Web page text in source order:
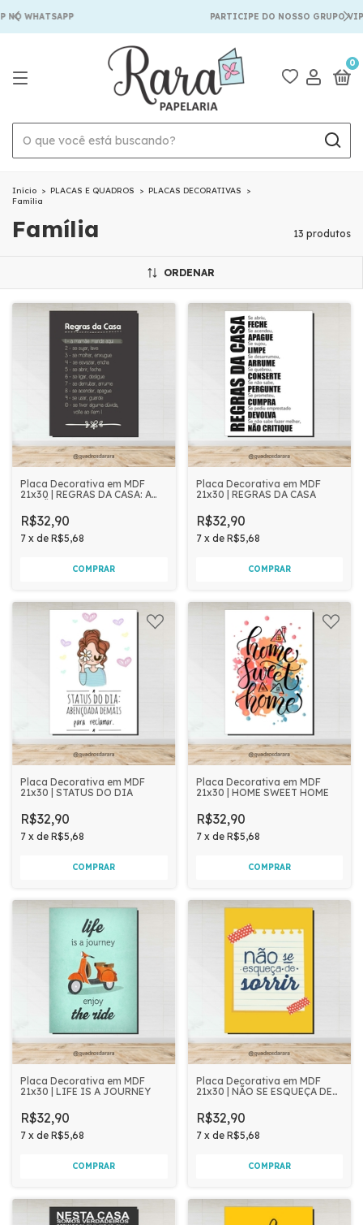
WHATSAPP PARTICIPE DO NOSSO GRUPO VIP
0
Início > PLACAS E QUADROS > PLACAS DECORATIVAS
>
Família
Família 13 produtos
ORDENAR
Placa Decorativa em MDF
21x30 | REGRAS DA CASA: A
R$32,90
7 x de R$5,68
Placa Decorativa em MDF
21x30 | REGRAS DA CASA
R$32,90
7 x de R$5,68
Placa Decorativa em MDF
21x30 | STATUS DO DIA
R$32,90
7 x de R$5,68
Placa Decorativa em MDF
21x30 | HOME SWEET HOME
R$32,90
7 x de R$5,68
Placa Decorativa em MDF
21x30 | LIFE IS A JOURNEY
R$32,90
7 x de R$5,68
Placa Decorativa em MDF
21x30 | NÃO SE ESQUEÇA DE
R$32,90
7 x de R$5,68